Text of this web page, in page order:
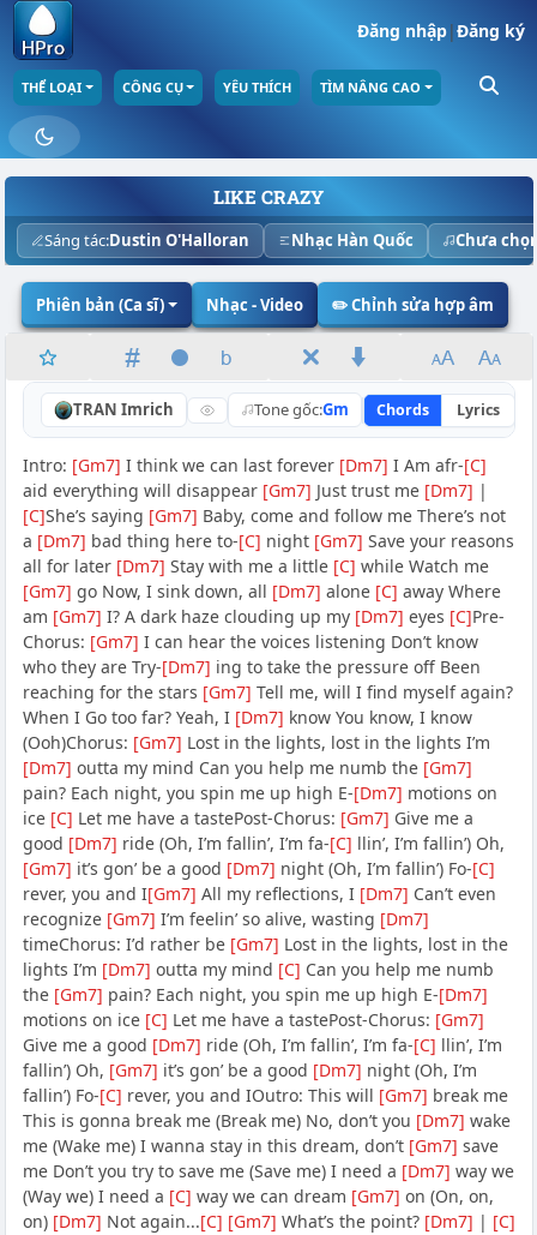
Đăng nhập|Đăng ký
THỂ LOẠI CÔNG CỤ YÊU THÍCH TÌM NÂNG CAO
LIKE CRAZY
Sáng tác:Dustin O'Halloran Nhạc Hàn Quốc Chưa
Phiên bản (Ca sĩ) Nhạc - Video ✏️ Chỉnh sửa hợp âm
TRAN Imrich Tone gốc:Gm Chords Lyrics
Intro: [Gm7] I think we can last forever [Dm7] I Am afr-[C]
aid everything will disappear [Gm7] Just trust me [Dm7] |
[C]Sheʼs saying [Gm7] Baby, come and follow me Thereʼs not
a [Dm7] bad thing here to-[C] night [Gm7] Save your reasons
all for later [Dm7] Stay with me a little [C] while Watch me
[Gm7] go Now, I sink down, all [Dm7] alone [C] away Where
am [Gm7] I? A dark haze clouding up my [Dm7] eyes [C]Pre-
Chorus: [Gm7] I can hear the voices listening Donʼt know
who they are Try-[Dm7] ing to take the pressure off Been
reaching for the stars [Gm7] Tell me, will I find myself again?
When I Go too far? Yeah, I [Dm7] know You know, I know
(Ooh)Chorus: [Gm7] Lost in the lights, lost in the lights Iʼm
[Dm7] outta my mind Can you help me numb the [Gm7]
pain? Each night, you spin me up high E-[Dm7] motions on
ice [C] Let me have a tastePost-Chorus: [Gm7] Give me a
good [Dm7] ride (Oh, Iʼm fallinʼ, Iʼm fa-[C] llinʼ, Iʼm fallinʼ) Oh,
[Gm7] itʼs gonʼ be a good [Dm7] night (Oh, Iʼm fallinʼ) Fo-[C]
rever, you and I[Gm7] All my reflections, I [Dm7] Canʼt even
recognize [Gm7] Iʼm feelinʼ so alive, wasting [Dm7]
timeChorus: Iʼd rather be [Gm7] Lost in the lights, lost in the
lights Iʼm [Dm7] outta my mind [C] Can you help me numb
the [Gm7] pain? Each night, you spin me up high E-[Dm7]
motions on ice [C] Let me have a tastePost-Chorus: [Gm7]
Give me a good [Dm7] ride (Oh, Iʼm fallinʼ, Iʼm fa-[C] llinʼ, Iʼm
fallinʼ) Oh, [Gm7] itʼs gonʼ be a good [Dm7] night (Oh, Iʼm
fallinʼ) Fo-[C] rever, you and IOutro: This will [Gm7] break me
This is gonna break me (Break me) No, donʼt you [Dm7] wake
me (Wake me) I wanna stay in this dream, donʼt [Gm7] save
me Donʼt you try to save me (Save me) I need a [Dm7] way we
(Way we) I need a [C] way we can dream [Gm7] on (On, on,
on) [Dm7] Not again...[C] [Gm7] Whatʼs the point? [Dm7] | [C]